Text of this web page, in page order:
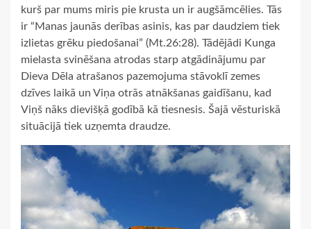
kurš par mums miris pie krusta un ir augšāmcēlies. Tās
ir “Manas jaunās derības asinis, kas par daudziem tiek
izlietas grēku piedošanai” (Mt.26:28). Tādējādi Kunga
mielasta svinēšana atrodas starp atgādinājumu par
Dieva Dēla atrašanos pazemojuma stāvoklī zemes
dzīves laikā un Viņa otrās atnākšanas gaidīšanu, kad
Viņš nāks dievišķā godībā kā tiesnesis. Šajā vēsturiskā
situācijā tiek uzņemta draudze.